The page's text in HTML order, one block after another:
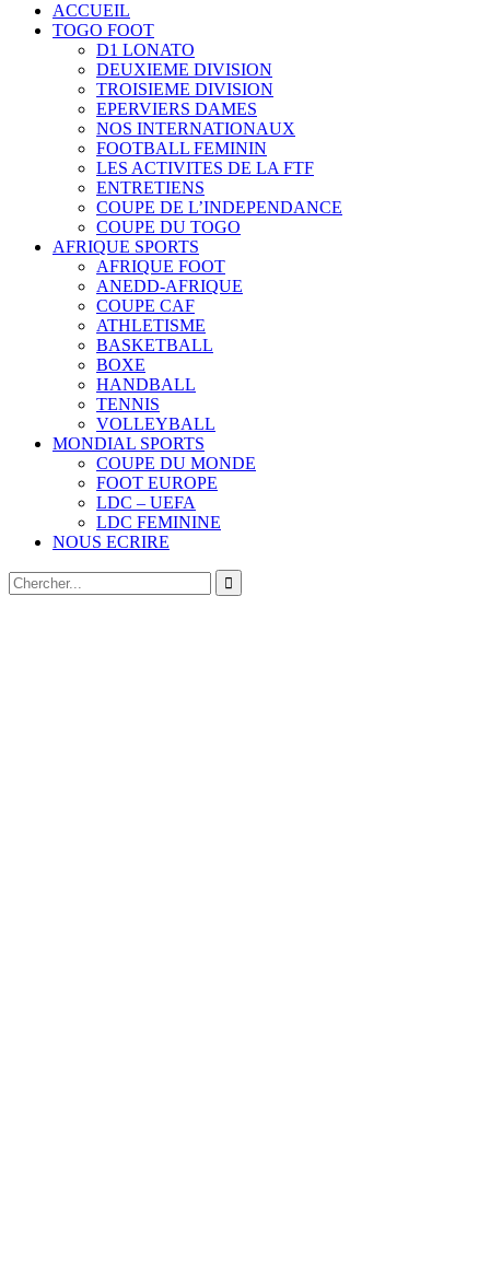
ACCUEIL
TOGO FOOT
D1 LONATO
DEUXIEME DIVISION
TROISIEME DIVISION
EPERVIERS DAMES
NOS INTERNATIONAUX
FOOTBALL FEMININ
LES ACTIVITES DE LA FTF
ENTRETIENS
COUPE DE L’INDEPENDANCE
COUPE DU TOGO
AFRIQUE SPORTS
AFRIQUE FOOT
ANEDD-AFRIQUE
COUPE CAF
ATHLETISME
BASKETBALL
BOXE
HANDBALL
TENNIS
VOLLEYBALL
MONDIAL SPORTS
COUPE DU MONDE
FOOT EUROPE
LDC – UEFA
LDC FEMININE
NOUS ECRIRE